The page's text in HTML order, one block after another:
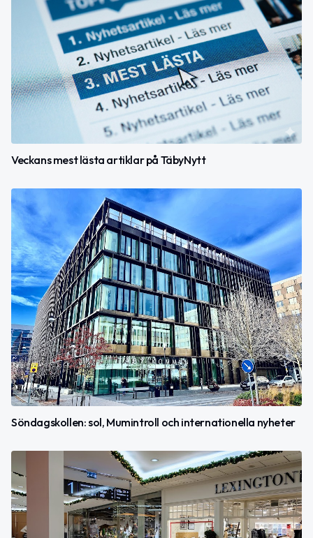
Veckans mest lästa artiklar på TäbyNytt
Söndagskollen: sol, Mumintroll och internationella nyheter